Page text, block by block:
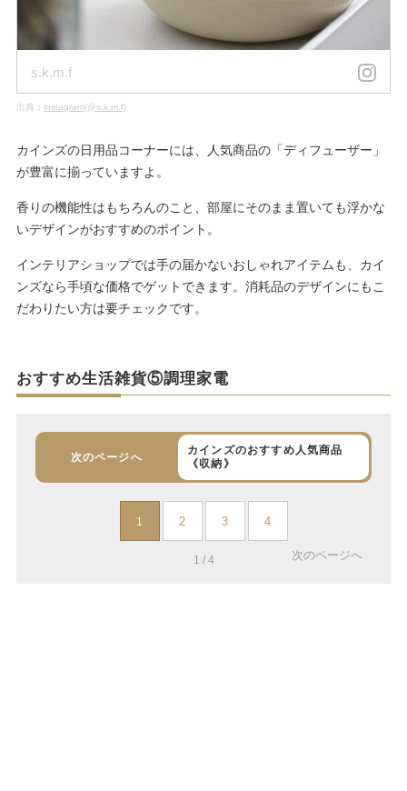
s.k.m.f
出典： instagram(@s.k.m.f)
カインズの日用品コーナーには、人気商品の「ディフューザー」
が豊富に揃っていますよ。
香りの機能性はもちろんのこと、部屋にそのまま置いても浮かな
いデザインがおすすめのポイント。
インテリアショップでは手の届かないおしゃれアイテムも、カイ
ンズなら手頃な価格でゲットできます。消耗品のデザインにもこ
だわりたい方は要チェックです。
おすすめ生活雑貨⑤調理家電
次のページへ
カインズのおすすめ人気商品
《収納》
1 2 3 4
1 / 4 次のページへ